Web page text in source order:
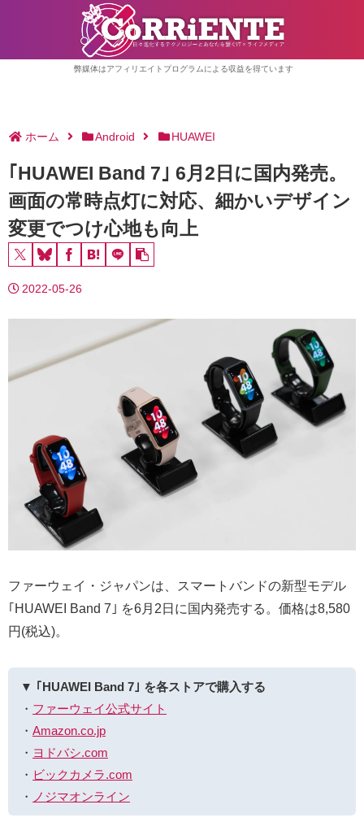
弊媒体はアフィリエイトプログラムによる収益を得ています
ホーム Android HUAWEI
｢HUAWEI Band 7｣ 6月2日に国内発売。
画面の常時点灯に対応、細かいデザイン
変更でつけ心地も向上
2022-05-26
ファーウェイ・ジャパンは、スマートバンドの新型モデル
｢HUAWEI Band 7｣ を6月2日に国内発売する。価格は8,580
円(税込)。
▼ ｢HUAWEI Band 7｣ を各ストアで購入する
・ ファーウェイ公式サイト
・ Amazon.co.jp
・ ヨドバシ.com
・ ビックカメラ.com
・ ノジマオンライン